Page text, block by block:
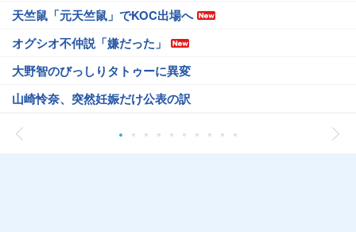
天竺鼠「元天竺鼠」でKOC出場へ
オグシオ不仲説「嫌だった」
大野智のびっしりタトゥーに異変
山崎怜奈、突然妊娠だけ公表の訳